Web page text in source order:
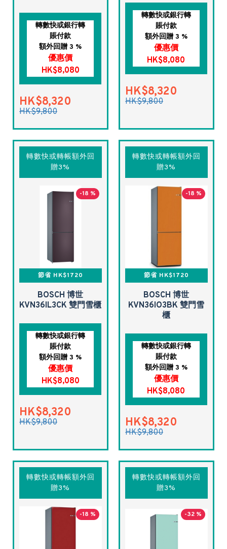
轉數快或銀行轉
賬付款
額外回贈 3 %
優惠價
HK$8,080
HK$8,320
HK$9,800
轉數快或銀行轉
賬付款
額外回贈 3 %
優惠價
HK$8,080
HK$8,320
HK$9,800
轉數快或轉帳額外回
贈3%
-18 %
節省 HK$1720
BOSCH 博世
KVN36IL3CK 雙門雪櫃
轉數快或銀行轉
賬付款
額外回贈 3 %
優惠價
HK$8,080
HK$8,320
HK$9,800
轉數快或轉帳額外回
贈3%
-18 %
節省 HK$1720
BOSCH 博世
KVN36IO3BK 雙門雪
櫃
轉數快或銀行轉
賬付款
額外回贈 3 %
優惠價
HK$8,080
HK$8,320
HK$9,800
轉數快或轉帳額外回
贈3%
-18 %
轉數快或轉帳額外回
贈3%
-32 %